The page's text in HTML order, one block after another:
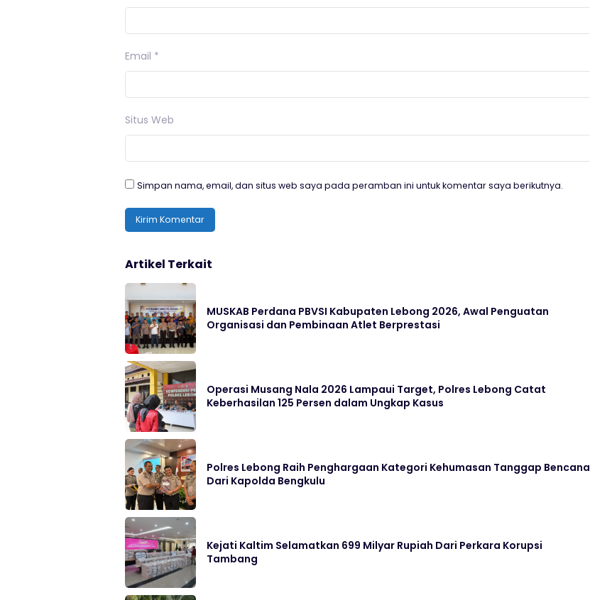
Email *
Situs Web
Simpan nama, email, dan situs web saya pada peramban ini untuk komentar saya berikutnya.
Artikel Terkait
MUSKAB Perdana PBVSI Kabupaten Lebong 2026, Awal Penguatan
Organisasi dan Pembinaan Atlet Berprestasi
Operasi Musang Nala 2026 Lampaui Target, Polres Lebong Catat
Keberhasilan 125 Persen dalam Ungkap Kasus
Polres Lebong Raih Penghargaan Kategori Kehumasan Tanggap Bencana
Dari Kapolda Bengkulu
Kejati Kaltim Selamatkan 699 Milyar Rupiah Dari Perkara Korupsi
Tambang